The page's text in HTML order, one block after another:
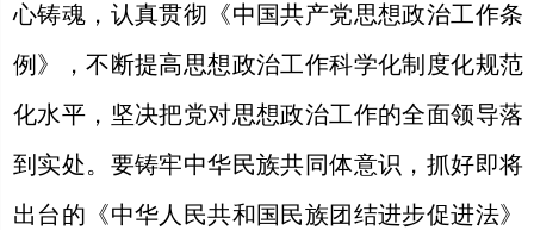
心铸魂，认真贯彻《中国共产党思想政治工作条
例》，不断提高思想政治工作科学化制度化规范
化水平，坚决把党对思想政治工作的全面领导落
到实处。要铸牢中华民族共同体意识，抓好即将
出台的《中华人民共和国民族团结进步促进法》